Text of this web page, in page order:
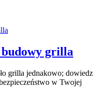
budowy grilla
grilla jednakowo; dowiedz
w Twojej